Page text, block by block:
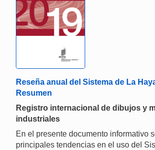
Reseña anual del Sistema de La
Resumen
Registro internacional de dibujos y
industriales
En el presente documento informativo
principales tendencias en el uso del